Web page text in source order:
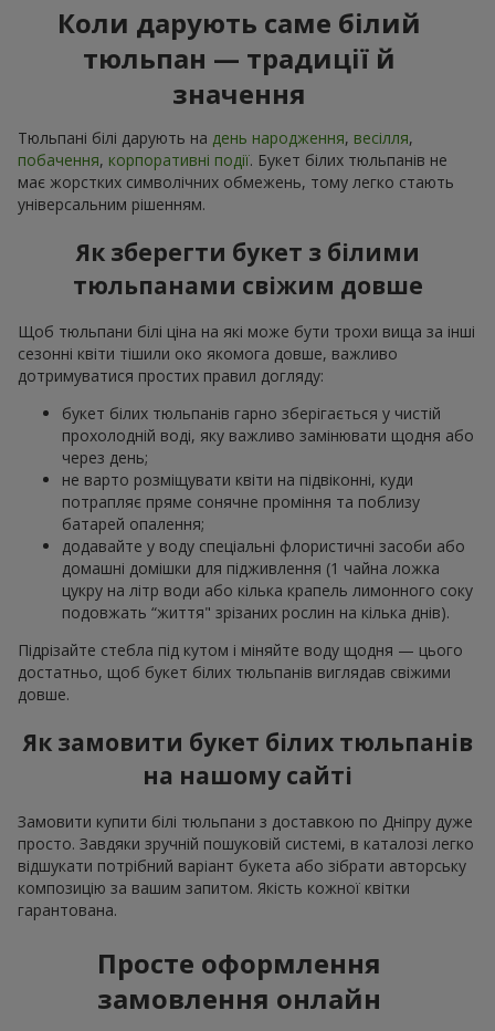
Коли дарують саме білий
тюльпан — традиції й
значення
Тюльпані білі дарують на день народження, весілля,
побачення, корпоративні події. Букет білих тюльпанів не
має жорстких символічних обмежень, тому легко стають
універсальним рішенням.
Як зберегти букет з білими
тюльпанами свіжим довше
Щоб тюльпани білі ціна на які може бути трохи вища за інші
сезонні квіти тішили око якомога довше, важливо
дотримуватися простих правил догляду:
букет білих тюльпанів гарно зберігається у чистій
прохолодній воді, яку важливо замінювати щодня або
через день;
не варто розміщувати квіти на підвіконні, куди
потрапляє пряме сонячне проміння та поблизу
батарей опалення;
додавайте у воду спеціальні флористичні засоби або
домашні домішки для підживлення (1 чайна ложка
цукру на літр води або кілька крапель лимонного соку
подовжать “життя" зрізаних рослин на кілька днів).
Підрізайте стебла під кутом і міняйте воду щодня — цього
достатньо, щоб букет білих тюльпанів виглядав свіжими
довше.
Як замовити букет білих тюльпанів
на нашому сайті
Замовити купити білі тюльпани з доставкою по Дніпру дуже
просто. Завдяки зручній пошуковій системі, в каталозі легко
відшукати потрібний варіант букета або зібрати авторську
композицію за вашим запитом. Якість кожної квітки
гарантована.
Просте оформлення
замовлення онлайн